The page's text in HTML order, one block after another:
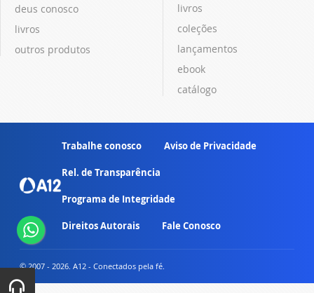
deus conosco
livros
outros produtos
livros
coleções
lançamentos
ebook
catálogo
Trabalhe conosco Aviso de Privacidade
Rel. de Transparência
Programa de Integridade
Direitos Autorais Fale Conosco
© 2007 - 2026. A12 - Conectados pela fé.